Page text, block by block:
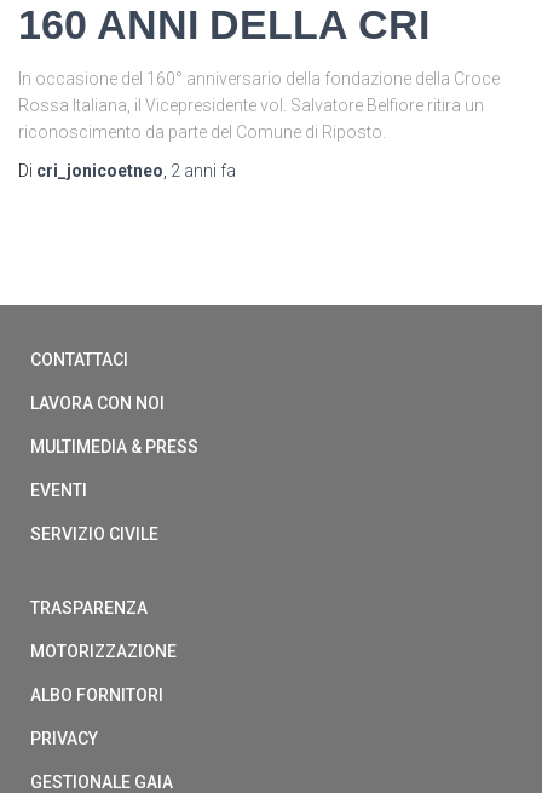
160 ANNI DELLA CRI
In occasione del 160° anniversario della fondazione della Croce
Rossa Italiana, il Vicepresidente vol. Salvatore Belfiore ritira un
riconoscimento da parte del Comune di Riposto.
Di cri_jonicoetneo 2 anni fa
CONTATTACI
LAVORA CON NOI
MULTIMEDIA & PRESS
EVENTI
SERVIZIO CIVILE
TRASPARENZA
MOTORIZZAZIONE
ALBO FORNITORI
PRIVACY
GESTIONALE GAIA